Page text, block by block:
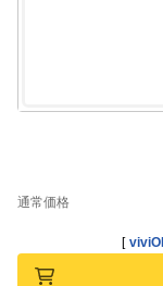
通常価格
[